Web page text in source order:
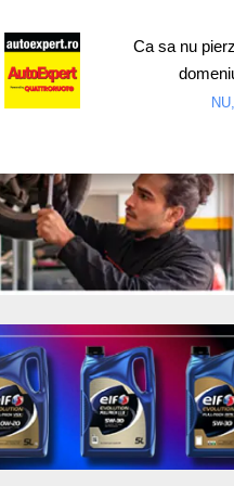
Test drive
Ca sa nu